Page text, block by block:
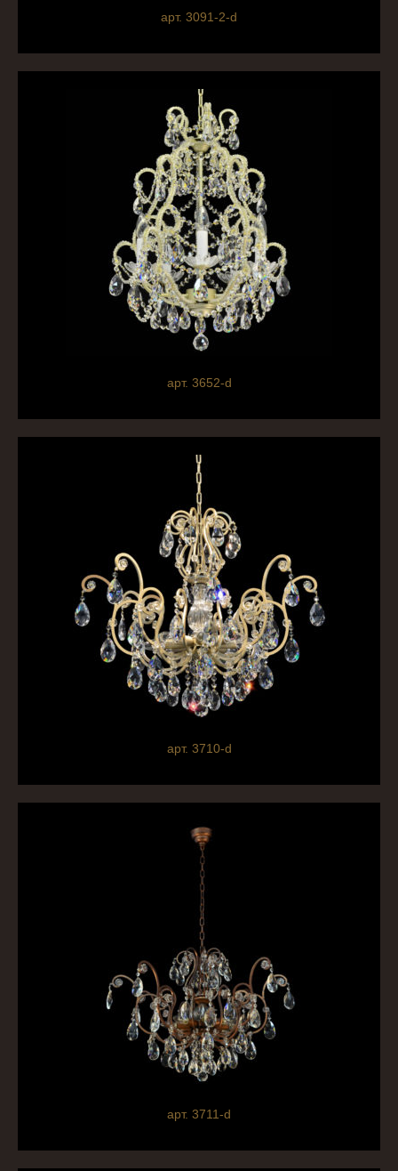
арт. 3091-2-d
арт. 3652-d
арт. 3710-d
арт. 3711-d